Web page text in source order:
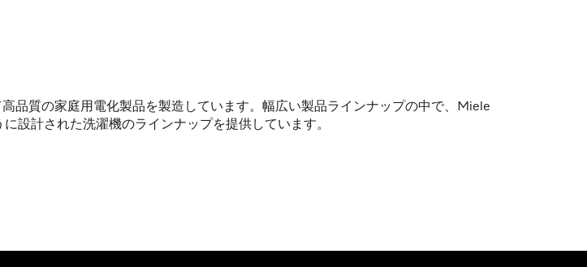
品質の家庭用電化製品を製造しています。幅広い製品ラインナップの中で、Miele
設計された洗濯機のラインナップを提供しています。